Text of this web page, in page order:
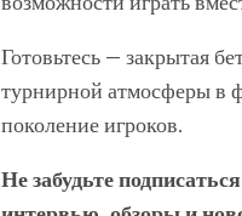
Готовьтесь — закрытая
турнирной атмосферы в
поколение игроков.
Не забудьте